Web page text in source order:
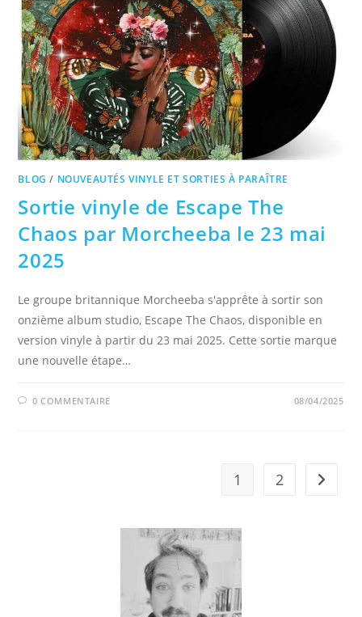
BLOG / NOUVEAUTÉS VINYLE ET SORTIES À PARAÎTRE
Sortie vinyle de Escape The
Chaos par Morcheeba le 23 mai
2025
Le groupe britannique Morcheeba s'apprête à sortir son
onzième album studio, Escape The Chaos, disponible en
version vinyle à partir du 23 mai 2025. Cette sortie marque
une nouvelle étape…
0 COMMENTAIRE 08/04/2025
1 2 Aller à